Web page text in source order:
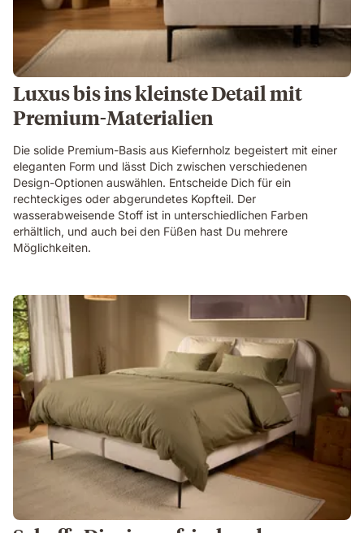
Luxus bis ins kleinste Detail mit
Premium-Materialien
Die solide Premium-Basis aus Kiefernholz begeistert mit einer
eleganten Form und lässt Dich zwischen verschiedenen
Design-Optionen auswählen. Entscheide Dich für ein
rechteckiges oder abgerundetes Kopfteil. Der
wasserabweisende Stoff ist in unterschiedlichen Farben
erhältlich, und auch bei den Füßen hast Du mehrere
Möglichkeiten.